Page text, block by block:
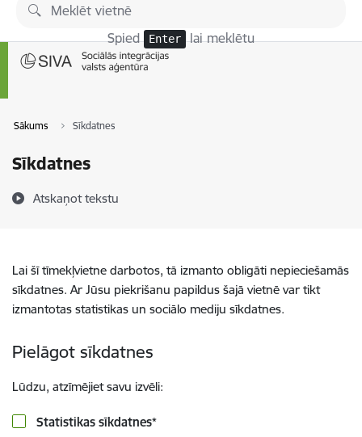
Pāriet uz lapas saturu
Spied Enter lai meklētu
Sākums Sīkdatnes
Sīkdatnes
Atskaņot tekstu
Lai šī tīmekļvietne darbotos, tā izmanto obligāti nepieciešamās
sīkdatnes. Ar Jūsu piekrišanu papildus šajā vietnē var tikt
izmantotas statistikas un sociālo mediju sīkdatnes.
Pielāgot sīkdatnes
Lūdzu, atzīmējiet savu izvēli:
Statistikas sīkdatnes*